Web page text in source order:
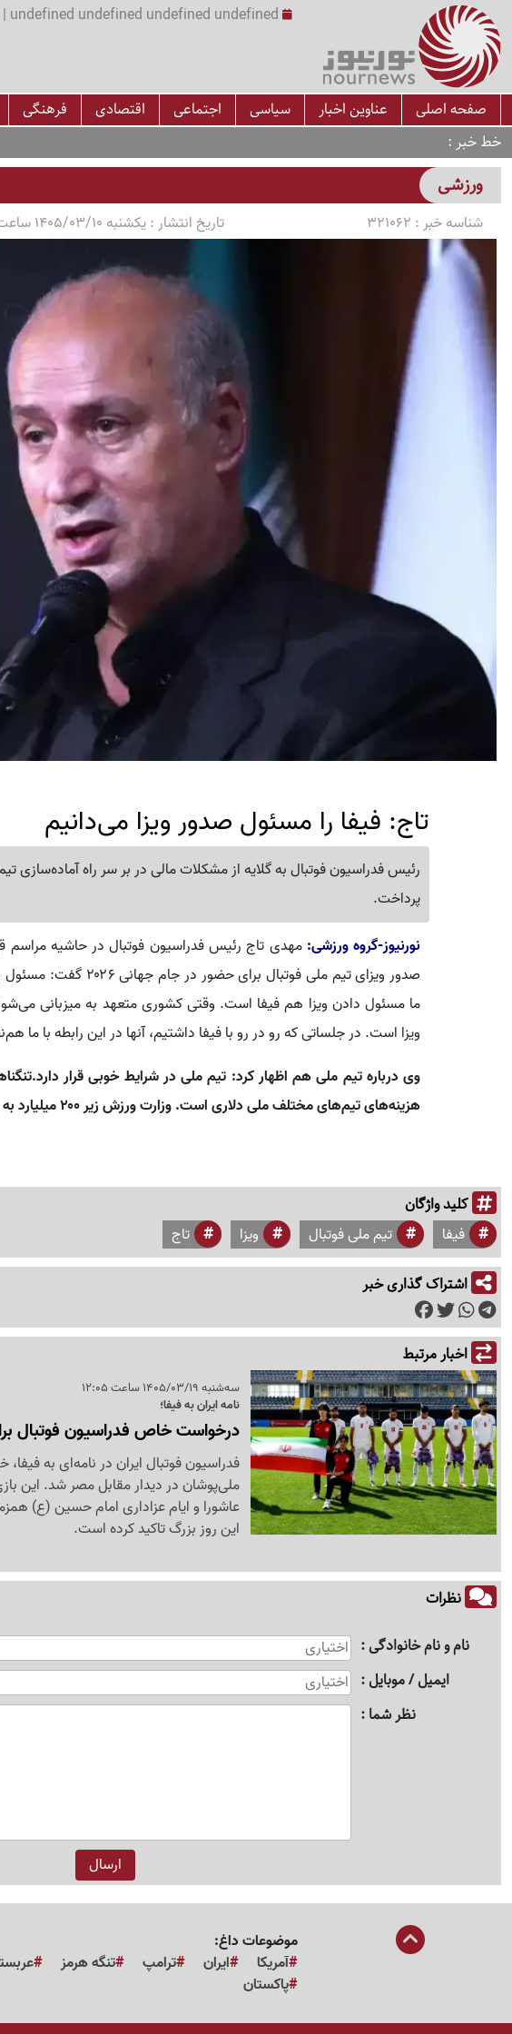
undefined undefined undefined undefined | ساعت undefined:undefined
صفحه اصلی عناوین اخبار سیاسی اجتماعی اقتصادی فرهنگی
خط خبر
ورزشی
شناسه خبر : 321062 تاریخ انتشار :یکشنبه 1405/03/10 ساعت 23:37
تاج: فیفا را مسئول صدور ویزا می‌دانیم
رئیس فدراسیون فوتبال به گلایه از مشکلات مالی در بر سر راه آماده‌سازی
پرداخت.
نورنیوز-گروه ورزشی:مهدی تاج رئیس فدراسیون فوتبال در حاشیه مراسم
صدور ویزای تیم ملی فوتبال
ما مسئول دادن ویزا هم فیفا است. وقتی کشوری متعهد به میزبانی
ویزا است. در جلساتی که رو در رو با فیفا داشتیم، آنها در این رابطه با ما
وی درباره تیم ملی هم اظهار کرد: تیم ملی در شرایط خوبی قرار
هزینه‌های تیم‌های مختلف ملی دلاری است. وزارت ورزش زیر ۲۰۰ میلیارد به ما کمک کرده است.
کلید واژگان
فیفا تیم ملی فوتبال ویزا تاج
اشتراک گذاری خبر
اخبار مرتبط
سه‌شنبه 1405/03/19 ساعت 12:05
نامه ایران به فیفا؛
درخواست خاص فدراسیون فوتبال
فدراسیون فوتبال ایران در نامه‌ای به
عاشورا و ایام عزاداری امام حسین (ع)
این روز بزرگ تاکید کرده است.
نظرات
نام و نام خانوادگی
ایمیل / موبایل
نظر شما
موضوعات داغ:
آمریکا
ایران ترامپ تنگه هرمز
پاکستان